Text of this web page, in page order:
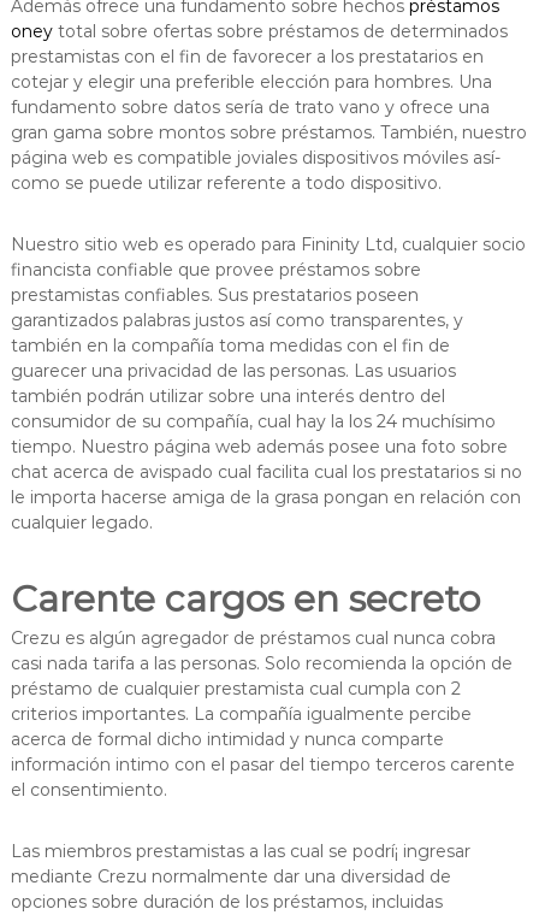
Además ofrece una fundamento sobre hechos préstamos
oneytotal sobre ofertas sobre préstamos de determinados
prestamistas con el fin de favorecer a los prestatarios en
cotejar y elegir una preferible elección para hombres. Una
fundamento sobre datos serí­a de trato vano y ofrece una
gran gama sobre montos sobre préstamos. También, nuestro
página web es compatible joviales dispositivos móviles así­
como se puede utilizar referente a todo dispositivo.
Nuestro sitio web es operado para Fininity Ltd, cualquier socio
financista confiable que provee préstamos sobre
prestamistas confiables. Sus prestatarios poseen
garantizados palabras justos así­ como transparentes, y
también en la compañía toma medidas con el fin de
guarecer una privacidad de las personas. Las usuarios
también podrán utilizar sobre una interés dentro del
consumidor de su compañía, cual hay la los 24 muchísimo
tiempo. Nuestro página web además posee una foto sobre
chat acerca de avispado cual facilita cual los prestatarios si no
le importa hacerse amiga de la grasa pongan en relación con
cualquier legado.
Carente cargos en secreto
Crezu es algún agregador de préstamos cual nunca cobra
casi nada tarifa a las personas. Solo recomienda la opción de
préstamo de cualquier prestamista cual cumpla con 2
criterios importantes. La compañía igualmente percibe
acerca de formal dicho intimidad y nunca comparte
información intimo con el pasar del tiempo terceros carente
el consentimiento.
Las miembros prestamistas a las cual se podrí¡ ingresar
mediante Crezu normalmente dar una diversidad de
opciones sobre duración de los préstamos, incluidas